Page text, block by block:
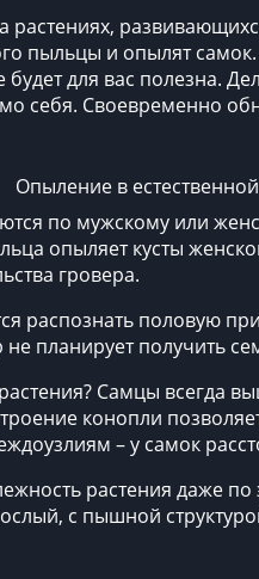
пыльцы и опылят
будет для вас полезна.
себя. Своевременно
Опыление в
по мужскому или
опыляет кусты
гровера.
распознать половую
планирует получить
Самцы всегда
конопли
– у самок
растения даже
с пышной